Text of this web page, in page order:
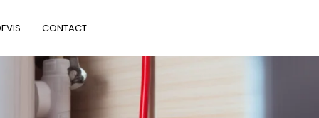
CONTACT